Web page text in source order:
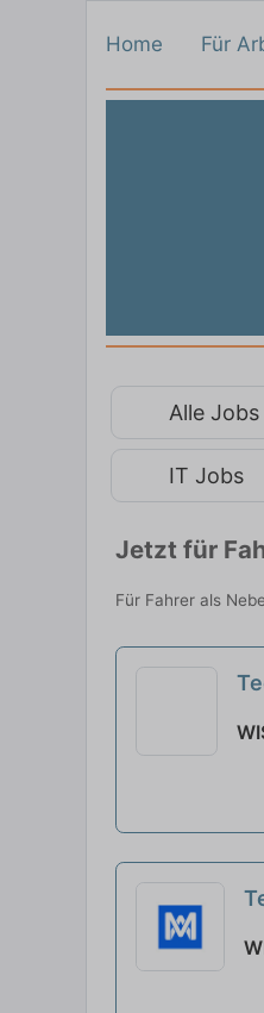
Home Für
Alle Jobs
IT Jobs
Jetzt für
Für Fahrer als